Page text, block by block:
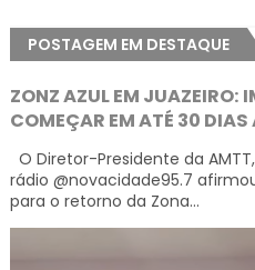
POSTAGEM EM DESTAQUE
ZONZ AZUL EM JUAZEIRO:
COMEÇAR EM ATÉ 30
O Diretor-Presidente da
rádio @novacidade95.7
para o retorno da Zona...